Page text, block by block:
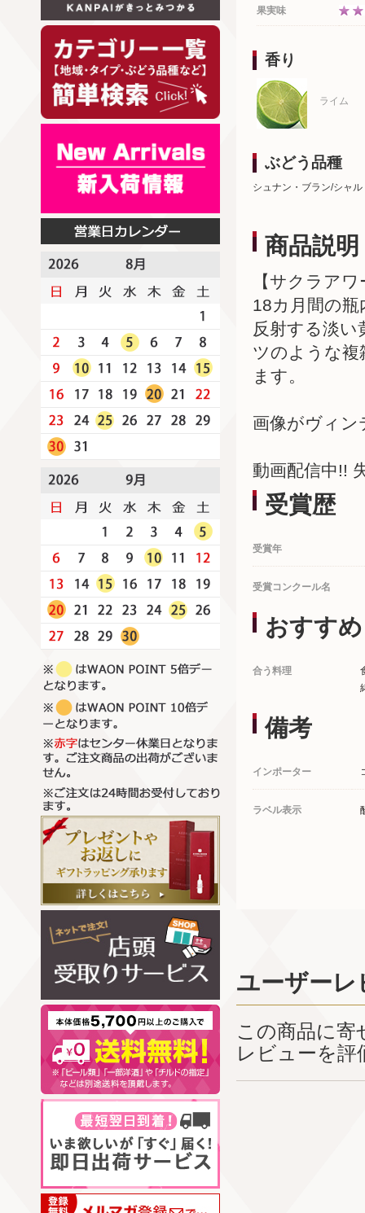
果実味
香り
ライム
ぶどう品種
シュナン・ブラン/シャ
商品説明
【サクラア
18カ月間の
反射する淡
ツのような
ます。
画像がヴィン
動画配信中!!
受賞歴
受賞年
受賞コンクール名
おすすめ
合う料理
備考
インポーター
ラベル表示
ユーザーレ
この商品に
レビューを評